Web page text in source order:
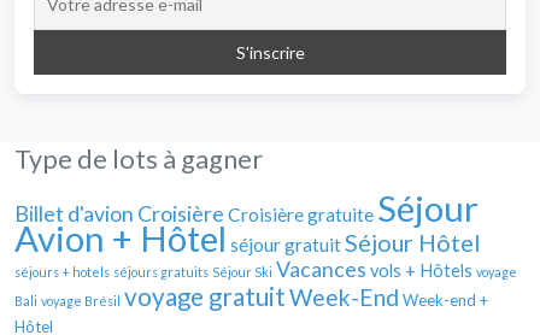
Type de lots à gagner
Billet d'avion Croisière Croisière gratuite Séjour
Avion + Hôtel séjour gratuitSéjour Hôtel
séjours + hotels séjours gratuits Séjour Ski Vacances vols + Hôtels voyage
Bali voyage Brésil voyage gratuitWeek-End Week-end +
Hôtel